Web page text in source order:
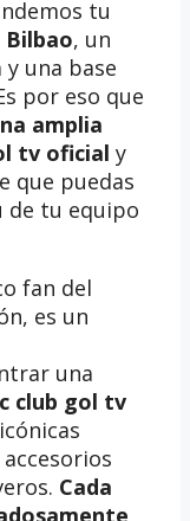
tu
, un
una base
por eso que
amplia
tv oficial y
que puedas
de tu equipo
fan del
es un
una
club gol tv
Cada